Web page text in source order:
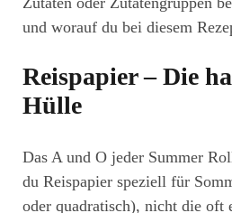
und worauf du bei diesem
Reispapier – Die
Hülle
Das A und O jeder Summer
du Reispapier speziell für
oder quadratisch), nicht die oft